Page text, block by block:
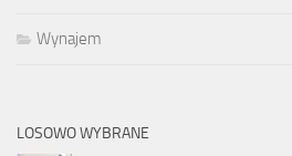
Wynajem
LOSOWO WYBRANE